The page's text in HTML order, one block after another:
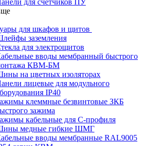
для счетчиков ПУ
для шкафов и щитов
заземления
для электрощитов
вводы мембранный быстрого
КВМ-БМ
на цветных изоляторах
лицевые для модульного
IP40
клеммные безвинтовые ЗКБ
зажима
кабельные для С-профиля
медные гибкие ШМГ
вводы мембранные RAL9005